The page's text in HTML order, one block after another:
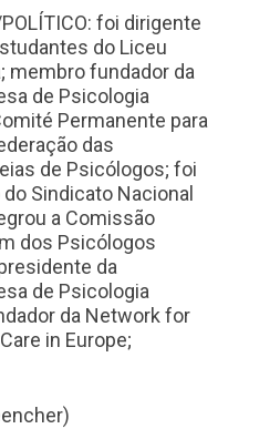
POLÍTICO: foi dirigente
do Liceu
membro fundador da
de Psicologia
Permanente para
das
de Psicólogos; foi
Sindicato Nacional
a Comissão
dos Psicólogos
da
de Psicologia
da Network for
in Europe;